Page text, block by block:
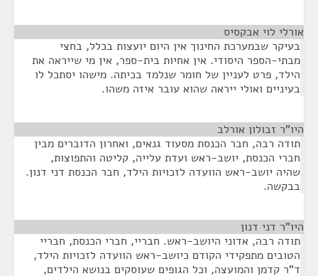
אורלי לוי אבקסיס
בעיקר שבמערכת החינוך אין היום יועצות בכלל, בחצי
מבתי-הספר היסודי. אין אחיות בית-ספר, אין מי שייראה את
הילד, פרט לעניין של חומר שנלמד בכיתה. מישהו יסתכל לו
בעיניים ואולי ייראה שהוא עובר איזה משהו.
היו"ר זבולון אורלב
תודה רבה, חבר הכנסת מסעוד גנאים, ואחרון הדוברים מבין
חברי הכנסת, יושב-ראש ועדת עלייה, קליטה והתפוצות,
שהיה יושב-ראש הוועדה לזכויות הילד, חבר הכנסת דני דנון.
בבקשה.
היו"ר דני דנון
תודה רבה, אדוני היושב-ראש. חבריי, חברי הכנסת, חבריי
הטובים מתפקידי הקודם כיושב-ראש הוועדה לזכויות הילד,
ד"ר קדמן והמועצה, וכל הגופים שעוסקים בנושא הילדים,